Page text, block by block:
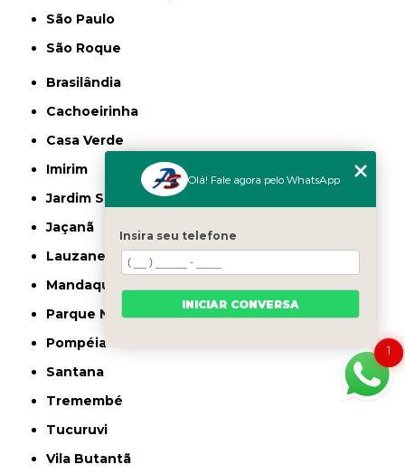
São Paulo
São Roque
Brasilândia
Cachoeirinha
Casa Verde
Imirim
Jardim São Paulo
Jaçanã
Lauzane Paulista
Mandaqui
Parque Novo Mundo
Pompéia
Santana
Tremembé
Tucuruvi
Vila Butantã
1
Olá! Fale agora pelo WhatsApp
Insira seu telefone
INICIAR CONVERSA